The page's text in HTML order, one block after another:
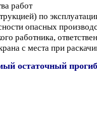
работ
по
опасных
работника,
с места при
остаточный